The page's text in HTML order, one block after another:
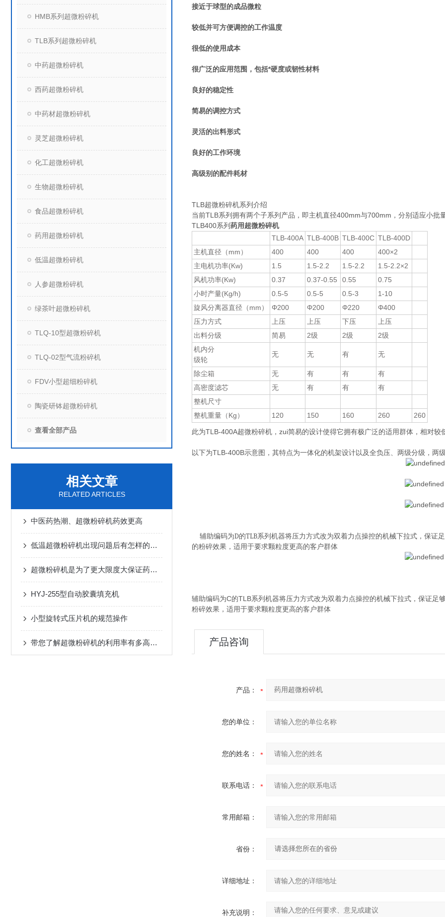
HMB系列超微粉碎机
TLB系列超微粉碎机
中药超微粉碎机
西药超微粉碎机
中药材超微粉碎机
灵芝超微粉碎机
化工超微粉碎机
生物超微粉碎机
食品超微粉碎机
药用超微粉碎机
低温超微粉碎机
人参超微粉碎机
绿茶叶超微粉碎机
TLQ-10型超微粉碎机
TLQ-02型气流粉碎机
FDV小型超细粉碎机
陶瓷研钵超微粉碎机
查看全部产品
相关文章
RELATED ARTICLES
中医药热潮、超微粉碎机药效更高
低温超微粉碎机出现问题后有怎样的修理方法?
超微粉碎机是为了更大限度大保证药性而研发的
HYJ-255型自动胶囊填充机
小型旋转式压片机的规范操作
带您了解超微粉碎机的利用率有多高呢？
接近于球型的成品微粒
较低并可方便调控的工作温度
很低的使用成本
很广泛的应用范围，包括*硬度或韧性材料
良好的稳定性
简易的调控方式
灵活的出料形式
良好的工作环境
高级别的配件耗材
TLB超微粉碎机系列介绍
当前TLB系列拥有两个子系列产品，即主机直径400mm与700mm，分别适应小批
TLB400系列药用超微粉碎机
TLB-400A TLB-400B TLB-400C TLB-400D
主机直径（mm）
400 400 400
400×2
主电机功率(Kw)
1.5 1.5-2.2 1.5-2.2
1.5-2.2×2
风机功率(Kw)
0.37 0.37-0.55 0.55
0.75
小时产量(Kg/h)
0.5-5 0.5-5 0.5-3
1-10
旋风分离器直径（mm）
Φ200 Φ200 Φ220
Φ400
压力方式
上压 上压 下压
上压
出料分级
简易 2级 2级
2级
机内分
级轮
无 无 有 无
除尘箱 无 有 有
有
高密度滤芯
无 有 有
有
整机尺寸
整机重量（Kg）
120 150 160 260 260
此为TLB-400A超微粉碎机，zui简易的设计使得它拥有极广泛的适用群体，相对较
以下为TLB-400B示意图，其特点为一体化的机架设计以及全负压、两级分级，两
辅助编码为D的TLB系列机器将压力方式改为双着力点操控的机械下拉式，保证
的粉碎效果，适用于要求颗粒度更高的客户群体
辅助编码为C的TLB系列机器将压力方式改为双着力点操控的机械下拉式，保证
粉碎效果，适用于要求颗粒度更高的客户群体
产品咨询
产品：
您的单位：
您的姓名：
联系电话：
常用邮箱：
省份：
详细地址：
补充说明：